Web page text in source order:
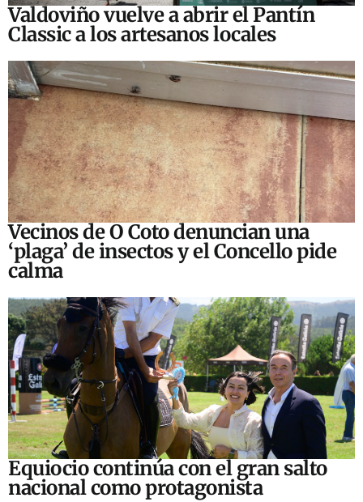
Valdoviño vuelve a abrir el Pantín
Classic a los artesanos locales
Vecinos de O Coto denuncian una
‘plaga’ de insectos y el Concello pide
calma
Equiocio continúa con el gran salto
nacional como protagonista